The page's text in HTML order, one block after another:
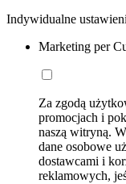
Indywidualne
Marketing per
Za zgodą
promocjach i
naszą witryną.
dane osobowe
dostawcami i
reklamowych,